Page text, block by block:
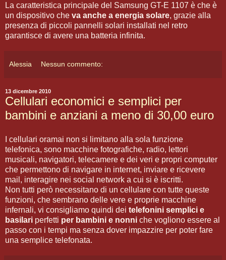
La caratteristica principale del Samsung GT-E 1107 è che è
un dispositivo che va anche a energia solare, grazie alla
presenza di piccoli pannelli solari installati nel retro
garantisce di avere una batteria infinita.
Alessia Nessun commento:
13 dicembre 2010
Cellulari economici e semplici per
bambini e anziani a meno di 30,00 euro
I cellulari oramai non si limitano alla sola funzione
telefonica, sono macchine fotografiche, radio, lettori
musicali, navigatori, telecamere e dei veri e propri computer
che permettono di navigare in internet, inviare e ricevere
mail, interagire nei social network a cui si è iscritti.
Non tutti però necessitano di un cellulare con tutte queste
funzioni, che sembrano delle vere e proprie macchine
infernali, vi consigliamo quindi dei telefonini semplici e
basilari perfetti per bambini e nonni che vogliono essere al
passo con i tempi ma senza dover impazzire per poter fare
una semplice telefonata.